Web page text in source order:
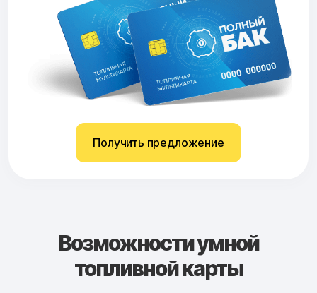
Получить предложение
Возможности умной
топливной карты